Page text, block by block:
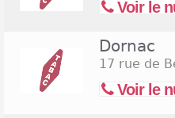
dimanche 9 août 2026
Voir le
Dornac
17 rue de
Voir le